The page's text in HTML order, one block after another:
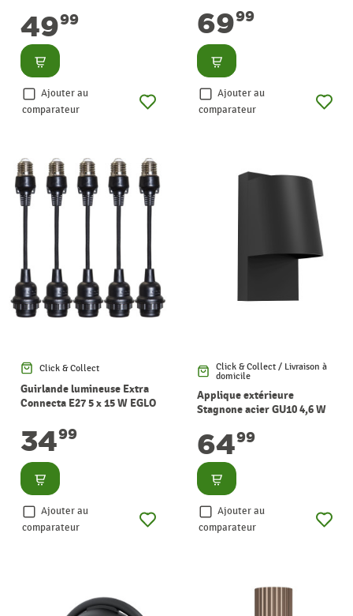
4999
Consulter
Ajouter au
comparateur
6999
Consulter
Ajouter au
comparateur
Click & Collect
Guirlande lumineuse Extra
Connecta E27 5 x 15 W EGLO
3499
Consulter
Ajouter au
comparateur
Click & Collect / Livraison à
domicile
Applique extérieure
Stagnone acier GU10 4,6 W
6499
Consulter
Ajouter au
comparateur